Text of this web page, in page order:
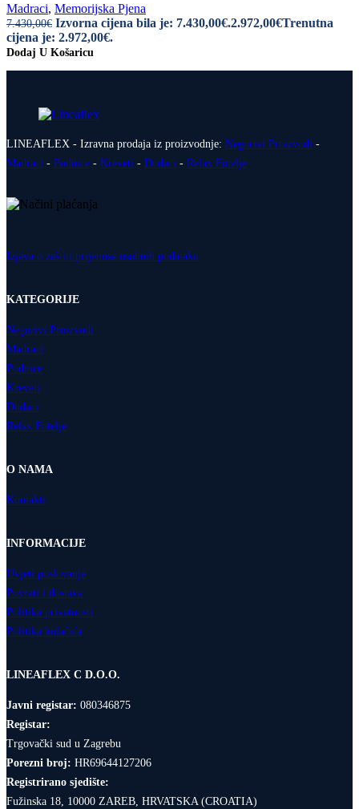
Madraci, Memorijska Pjena
7.430,00€ Izvorna cijena bila je: 7.430,00€.2.972,00€Trenutna
cijena je: 2.972,00€.
Dodaj U Košaricu
LINEAFLEX - Izravna prodaja iz proizvodnje: Negorivi Proizvodi -
Madraci - Podnice - Kreveti - Dodaci - Relax Fotelje
Izjava o zaštiti prijenosa osobnih podataka
KATEGORIJE
Negorivi Proizvodi
Madraci
Podnice
Kreveti
Dodaci
Relax Fotelje
O NAMA
Kontakti
INFORMACIJE
Uvjeti poslovanja
Povrati i dostava
Politika privatnosti
Politika kolačića
LINEAFLEX C D.O.O.
Javni registar: 080346875
Registar:
Trgovački sud u Zagrebu
Porezni broj: HR69644127206
Registrirano sjedište:
Fužinska 18, 10000 ZAREB, HRVATSKA (CROATIA)